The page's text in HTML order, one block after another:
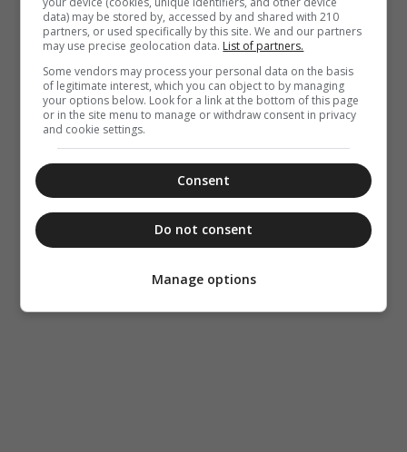
data) may be stored by, accessed by and shared with 210
partners, or used specifically by this site. We and our partners
may use precise geolocation data. List of partners.
Some vendors may process your personal data on the basis
of legitimate interest, which you can object to by managing
your options below. Look for a link at the bottom of this page
or in the site menu to manage or withdraw consent in privacy
and cookie settings.
Consent
Do not consent
Manage options